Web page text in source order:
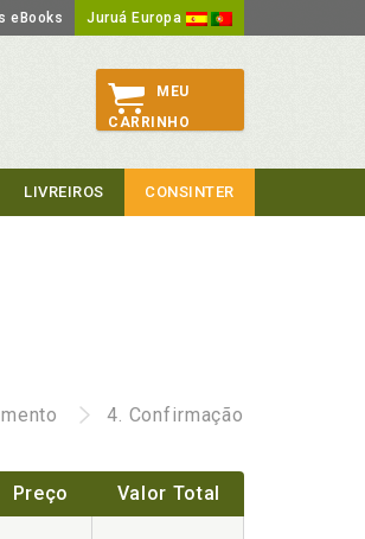
eBooks Juruá Europa
MEU
CARRINHO
LIVREIROS CONSINTER
4. Confirmação
Preço Valor Total